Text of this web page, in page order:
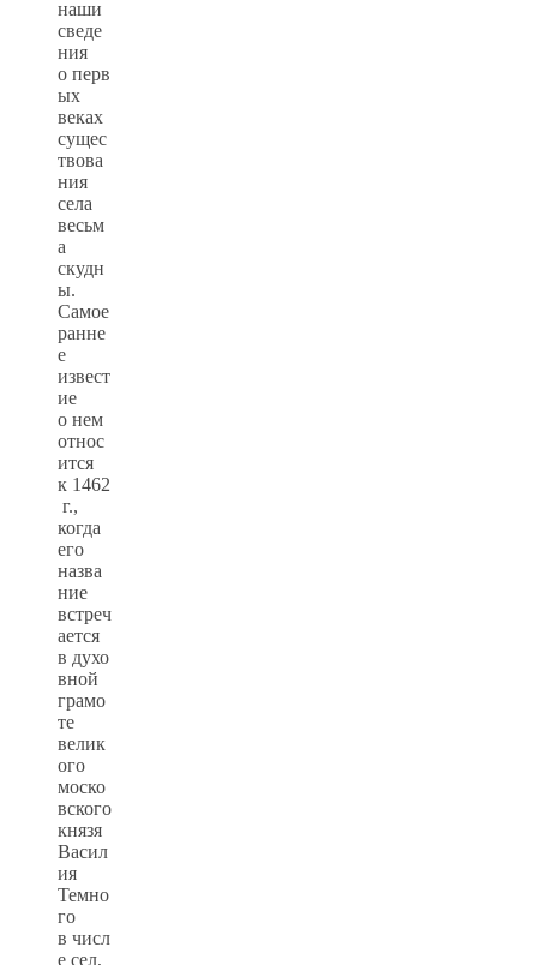
наши
сведе
ния
о перв
ых
веках
сущес
твова
ния
села
весьм
а
скудн
ы.
Самое
ранне
е
извест
ие
о нем
относ
ится
к 1462
г.,
когда
его
назва
ние
встреч
ается
в духо
вной
грамо
те
велик
ого
моско
вского
князя
Васил
ия
Темно
го
в числ
е сел,